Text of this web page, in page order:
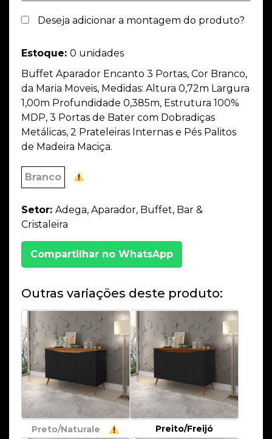
Deseja adicionar a montagem do produto?
Estoque: 0 unidades
Buffet Aparador Encanto 3 Portas, Cor Branco,
da Maria Moveis, Medidas: Altura 0,72m Largura
1,00m Profundidade 0,385m, Estrutura 100%
MDP, 3 Portas de Bater com Dobradiças
Metálicas, 2 Prateleiras Internas e Pés Palitos
de Madeira Maciça.
Branco
Setor: Adega, Aparador, Buffet, Bar &
Cristaleira
Compartilhar no WhatsApp
Outras variações deste produto:
Preto/Naturale Preito/Freijó